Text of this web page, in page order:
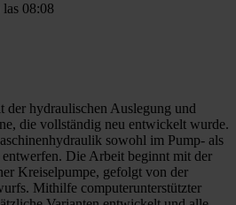
08:08
der hydraulischen Auslegung und
die vollständig neu entwickelt wurde.
sowohl im Pump- als
Die Arbeit beginnt mit der
Kreiselpumpe, gefolgt von der
Mithilfe computerunterstützter